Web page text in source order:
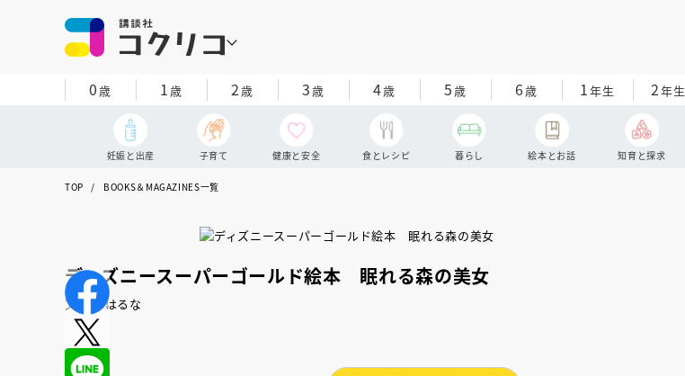
0歳 1歳 2歳 3歳 4歳 5歳 6歳 1年生 2年生
妊娠と出産 子育て 健康と安全 食とレシピ 暮らし 絵本とお話 知育と探求
TOP BOOKS＆MAGAZINES一覧
ディズニースーパーゴールド絵本 眠れる森の美女
文：森 はるな